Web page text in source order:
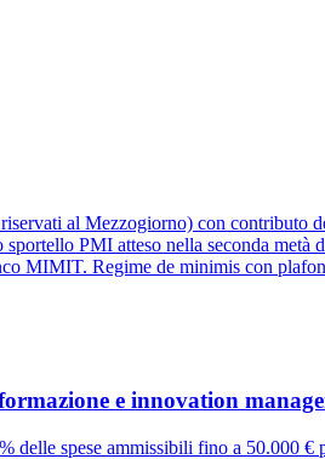
al Mezzogiorno) con contributo
PMI atteso nella seconda metà
MIMIT. Regime de minimis con
e innovation
spese ammissibili fino a 50.000